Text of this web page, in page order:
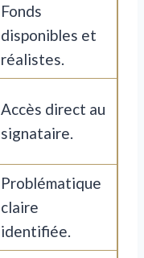
Fonds
disponibles et
réalistes.
Accès direct au
signataire.
Problématique
claire
identifiée.